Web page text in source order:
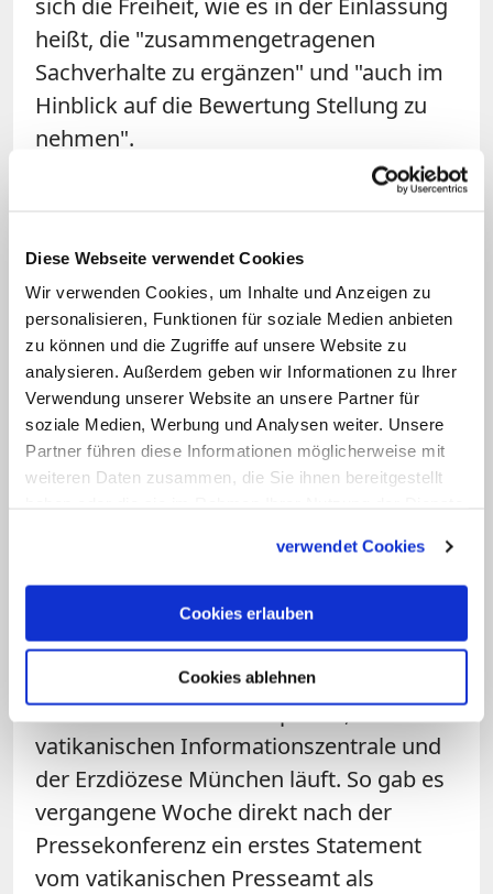
Diese Webseite verwendet Cookies
Wir verwenden Cookies, um Inhalte und Anzeigen zu
personalisieren, Funktionen für soziale Medien anbieten
zu können und die Zugriffe auf unsere Website zu
analysieren. Außerdem geben wir Informationen zu Ihrer
Verwendung unserer Website an unsere Partner für
soziale Medien, Werbung und Analysen weiter. Unsere
Partner führen diese Informationen möglicherweise mit
weiteren Daten zusammen, die Sie ihnen bereitgestellt
verwendet Cookies
Cookies erlauben
Cookies ablehnen
heißt, die "zusammengetragenen
Sachverhalte zu ergänzen" und "auch im
Hinblick auf die Bewertung Stellung zu
nehmen".
Stellungnahme zum gesamten
Gutachten könnte, so ist zu erwarten,
persönlicher ausfallen. Wann sie
erscheint, ist unklar. Wahrscheinlich
wollen er und seine Umgebung erst
einmal die Pressekonferenz der
Erzdiözese München am Donnerstag
Unklare Kommunikation
Unklar ist ebenfalls, wie genau die
Kommunikation zwischen dem Kloster
Mater ecclesiae, wo das hochbetagte
frühere Kirchenoberhaupt lebt, der
vatikanischen Informationszentrale und
der Erzdiözese München läuft. So gab es
vergangene Woche direkt nach der
Pressekonferenz ein erstes Statement
vom vatikanischen Presseamt als